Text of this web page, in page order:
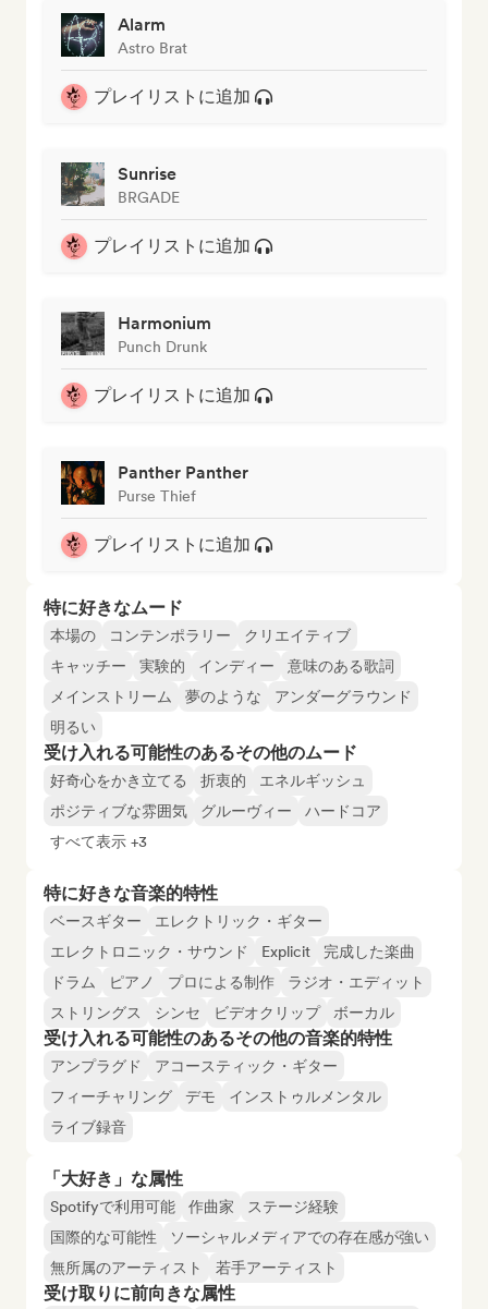
Alarm
Astro Brat
プレイリストに追加
Sunrise
BRGADE
プレイリストに追加
Harmonium
Punch Drunk
プレイリストに追加
Panther Panther
Purse Thief
プレイリストに追加
特に好きなムード
本場の コンテンポラリー
クリエイティブ
キャッチー
実験的 インディー
意味のある歌詞
メインストリーム
夢のような
アンダーグラウンド
明るい
受け入れる可能性のあるその他のムード
好奇心をかき立てる 折衷的
エネルギッシュ
ポジティブな雰囲気
グルーヴィー
ハードコア
すべて表示 +3
特に好きな音楽的特性
ベースギター
エレクトリック・ギター
エレクトロニック・サウンド
Explicit
完成した楽曲
ドラム
ピアノ プロによる制作
ラジオ・エディット
ストリングス
シンセ ビデオクリップ ボーカル
受け入れる可能性のあるその他の音楽的特性
アンプラグド
アコースティック・ギター
フィーチャリング
デモ
インストゥルメンタル
ライブ録音
「大好き」な属性
Spotifyで利用可能 作曲家
ステージ経験
国際的な可能性
ソーシャルメディアでの存在感が強い
無所属のアーティスト
若手アーティスト
受け取りに前向きな属性